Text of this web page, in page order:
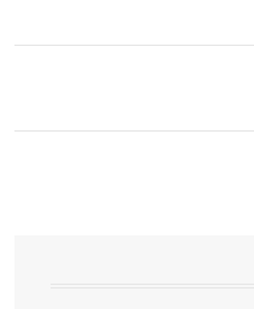
الهندسية التي ارتبطت
ومصر خاصة، حيث يحرص
الواجهات